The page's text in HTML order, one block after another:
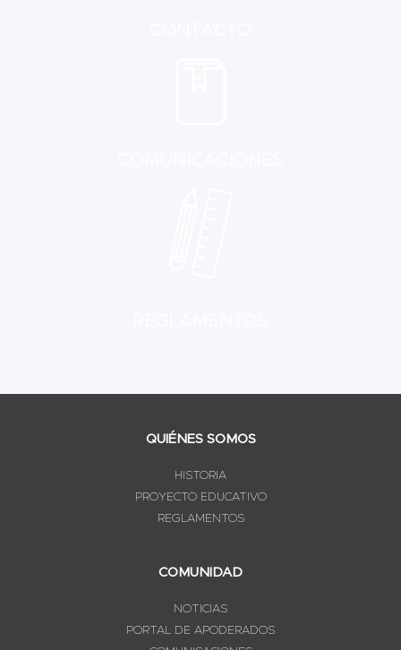
QUIÉNES SOMOS
HISTORIA
PROYECTO EDUCATIVO
REGLAMENTOS
COMUNIDAD
NOTICIAS
PORTAL DE APODERADOS